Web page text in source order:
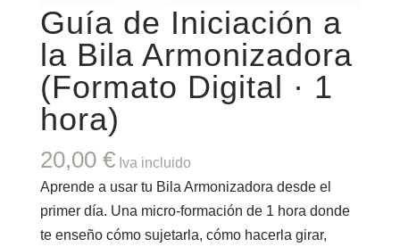
Guía de Iniciación a
la Bila Armonizadora
(Formato Digital · 1
hora)
20,00 € Iva incluido
Aprende a usar tu Bila Armonizadora desde el
primer día. Una micro-formación de 1 hora donde
te enseño cómo sujetarla, cómo hacerla girar,